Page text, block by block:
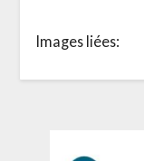
Images liées: